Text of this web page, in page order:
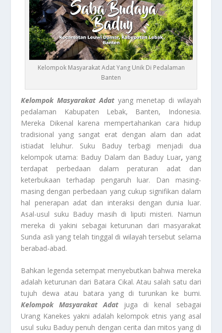
Kelompok Masyarakat Adat Yang Unik Di Pedalaman
Banten
Kelompok Masyarakat Adatyang menetap di wilayah
pedalaman Kabupaten Lebak, Banten, Indonesia.
Mereka Dikenal karena mempertahankan cara hidup
tradisional yang sangat erat dengan alam dan adat
istiadat leluhur. Suku Baduy terbagi menjadi dua
kelompok utama: Baduy Dalam dan Baduy Luar, yang
terdapat perbedaan dalam peraturan adat dan
keterbukaan terhadap pengaruh luar. Dan masing-
masing dengan perbedaan yang cukup signifikan dalam
hal penerapan adat dan interaksi dengan dunia luar.
Asal-usul suku Baduy masih di liputi misteri. Namun
mereka di yakini sebagai keturunan dari masyarakat
Sunda asli yang telah tinggal di wilayah tersebut selama
berabad-abad.
Bahkan legenda setempat menyebutkan bahwa mereka
adalah keturunan dari Batara Cikal. Atau salah satu dari
tujuh dewa atau batara yang di turunkan ke bumi.
Kelompok Masyarakat Adat juga di kenal sebagai
Urang Kanekes yakni adalah kelompok etnis yang asal
usul suku Baduy penuh dengan cerita dan mitos yang di